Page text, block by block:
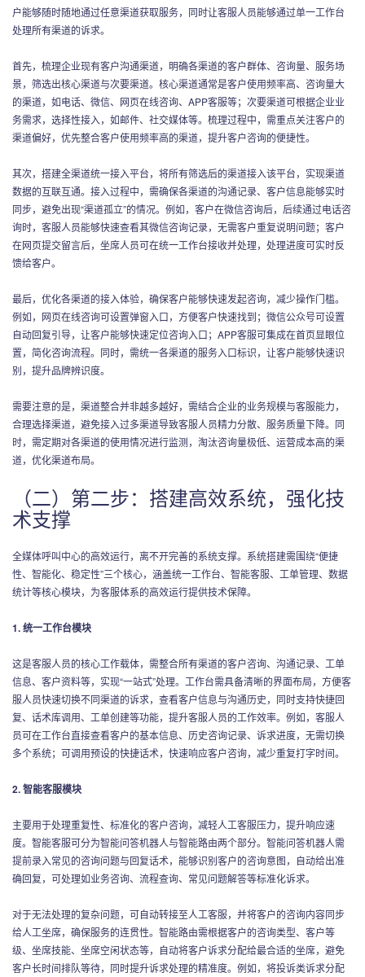
户能够随时随地通过任意渠道获取服务，同时让客服人员能够通过单一工作台
处理所有渠道的诉求。
首先，梳理企业现有客户沟通渠道，明确各渠道的客户群体、咨询量、服务场
景，筛选出核心渠道与次要渠道。核心渠道通常是客户使用频率高、咨询量大
的渠道，如电话、微信、网页在线咨询、APP客服等；次要渠道可根据企业业
务需求，选择性接入，如邮件、社交媒体等。梳理过程中，需重点关注客户的
渠道偏好，优先整合客户使用频率高的渠道，提升客户咨询的便捷性。
其次，搭建全渠道统一接入平台，将所有筛选后的渠道接入该平台，实现渠道
数据的互联互通。接入过程中，需确保各渠道的沟通记录、客户信息能够实时
同步，避免出现“渠道孤立”的情况。例如，客户在微信咨询后，后续通过电话咨
询时，客服人员能够快速查看其微信咨询记录，无需客户重复说明问题；客户
在网页提交留言后，坐席人员可在统一工作台接收并处理，处理进度可实时反
馈给客户。
最后，优化各渠道的接入体验，确保客户能够快速发起咨询，减少操作门槛。
例如，网页在线咨询可设置弹窗入口，方便客户快速找到；微信公众号可设置
自动回复引导，让客户能够快速定位咨询入口；APP客服可集成在首页显眼位
置，简化咨询流程。同时，需统一各渠道的服务入口标识，让客户能够快速识
别，提升品牌辨识度。
需要注意的是，渠道整合并非越多越好，需结合企业的业务规模与客服能力，
合理选择渠道，避免接入过多渠道导致客服人员精力分散、服务质量下降。同
时，需定期对各渠道的使用情况进行监测，淘汰咨询量极低、运营成本高的渠
道，优化渠道布局。
（二）第二步：搭建高效系统，强化技
术支撑
全媒体呼叫中心的高效运行，离不开完善的系统支撑。系统搭建需围绕“便捷
性、智能化、稳定性”三个核心，涵盖统一工作台、智能客服、工单管理、数据
统计等核心模块，为客服体系的高效运行提供技术保障。
1. 统一工作台模块
这是客服人员的核心工作载体，需整合所有渠道的客户咨询、沟通记录、工单
信息、客户资料等，实现“一站式”处理。工作台需具备清晰的界面布局，方便客
服人员快速切换不同渠道的诉求，查看客户信息与沟通历史，同时支持快捷回
复、话术库调用、工单创建等功能，提升客服人员的工作效率。例如，客服人
员可在工作台直接查看客户的基本信息、历史咨询记录、诉求进度，无需切换
多个系统；可调用预设的快捷话术，快速响应客户咨询，减少重复打字时间。
2. 智能客服模块
主要用于处理重复性、标准化的客户咨询，减轻人工客服压力，提升响应速
度。智能客服可分为智能问答机器人与智能路由两个部分。智能问答机器人需
提前录入常见的咨询问题与回复话术，能够识别客户的咨询意图，自动给出准
确回复，可处理如业务咨询、流程查询、常见问题解答等标准化诉求。
对于无法处理的复杂问题，可自动转接至人工客服，并将客户的咨询内容同步
给人工坐席，确保服务的连贯性。智能路由需根据客户的咨询类型、客户等
级、坐席技能、坐席空闲状态等，自动将客户诉求分配给最合适的坐席，避免
客户长时间排队等待，同时提升诉求处理的精准度。例如，将投诉类诉求分配